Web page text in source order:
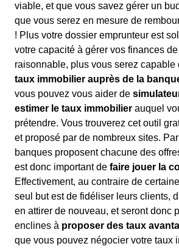
viable, et que vous savez gérer un
que vous serez en mesure de
! Plus votre dossier emprunteur est
votre capacité à gérer vos finances
raisonnable, plus vous serez capable
taux immobilier auprès de la
vous pouvez vous aider de
estimer le taux immobilier auquel
prétendre. Vous trouverez cet outil
et proposé par de nombreux sites.
banques proposent chacune des
est donc important de faire jouer la
Effectivement, au contraire de
seul but est de fidéliser leurs clients,
en attirer de nouveau, et seront donc
enclines à proposer des taux
que vous pouvez négocier votre taux